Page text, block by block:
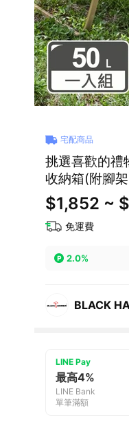
宅配商品
挑選喜歡的禮
收納箱(附腳
$1,852 ~
免運費
2.0%
BLACK
LINE Pay
最高4%
LINE Bank
單筆滿額